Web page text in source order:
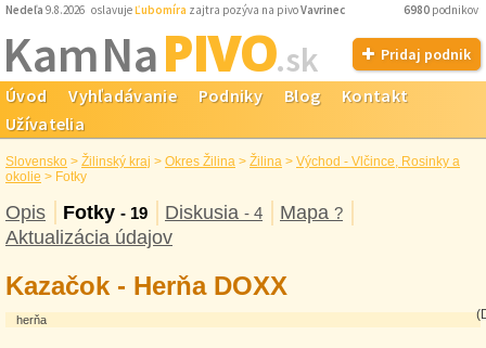
Nedeľa 9.8.2026 oslavuje Ľubomíra zajtra pozýva na pivoVavrinec 6980 podnikov
Kam NaPIVO.sk Pridaj podnik
Úvod Vyhľadávanie Podniky Blog
Kontakt
Užívatelia
Slovensko > Žilinský kraj > Okres Žilina > Žilina > Východ - Vlčince, Rosinky a
okolie > Fotky
Opis Fotky - 19 Diskusia - 4 Mapa ?
Aktualizácia údajov
Kazačok - Herňa DOXX
herňa